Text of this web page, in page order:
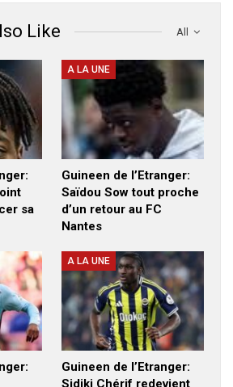
All
Like
sa
A LA UNE
Guineen de l’Etranger:
Saïdou Sow tout proche
d’un retour au FC
Nantes
A LA UNE
Guineen de l’Etranger:
Sidiki Chérif redevient